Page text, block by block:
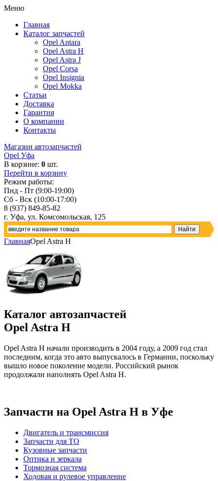
Меню
Главная
Каталог запчастей
Opel Antara
Opel Astra H
Opel Astra J
Opel Corsa
Opel Insignia
Opel Mokka
Статьи
Доставка
Гарантия
О компании
Контакты
Магазин автозапчастей
Opel Уфа
В корзине: 0 шт.
Перейти в корзину
Режим работы:
Пнд - Пт (9:00-19:00)
Сб - Вск (10:00-17:00)
8 (937) 849-85-82
г. Уфа, ул. Комсомольская, 125
ГлавнаяOpel Astra H
Каталог автозапчастей
Opel Astra H
Opel Astra H начали производить в 2004 году, а 2009 год стал
последним, когда это авто выпускалось в Германии, поскольку
вышло новое поколение модели. Российский рынок
продолжали наполнять Opel Astra H.
Запчасти на Opel Astra H в Уфе
Двигатель и трансмиссия
Запчасти для ТО
Кузовные запчасти
Оптика и зеркала
Тормозная система
Ходовая и рулевое управление